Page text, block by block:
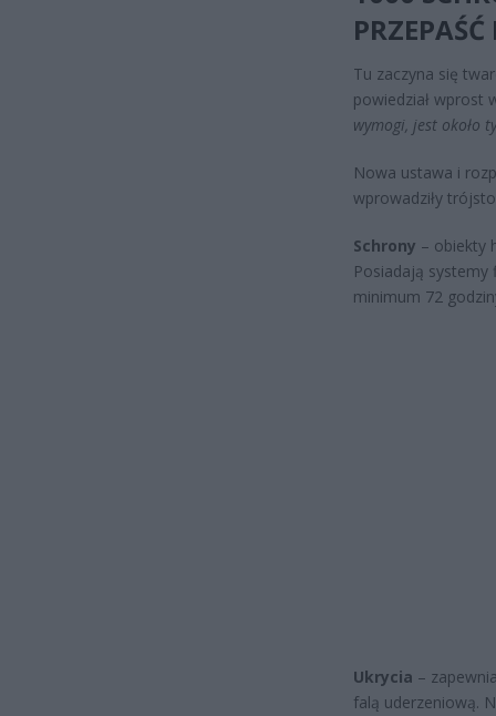
Tu zaczyna się
powiedział wprost
wymogi, jest około
Nowa ustawa i
wprowadziły
Schrony – obiekty
Posiadają systemy
minimum 72
Ukrycia –
falą uderzeniową.